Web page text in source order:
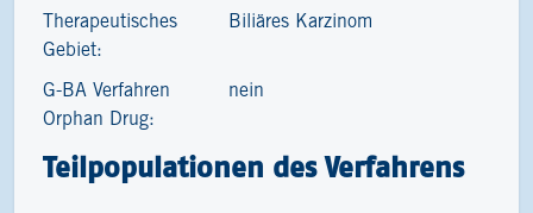
Therapeutisches
Gebiet:
Biliäres Karzinom
G-BA Verfahren
Orphan Drug:
nein
Teilpopulationen des Verfahrens